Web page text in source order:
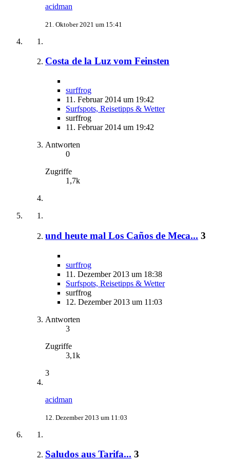
acidman
21. Oktober 2021 um 15:41
Costa de la Luz vom Feinsten
surffrog
11. Februar 2014 um 19:42
Surfspots, Reisetipps & Wetter
surffrog
11. Februar 2014 um 19:42
Antworten
0
Zugriffe
1,7k
und heute mal Los Caños de Meca... 3
surffrog
11. Dezember 2013 um 18:38
Surfspots, Reisetipps & Wetter
surffrog
12. Dezember 2013 um 11:03
Antworten
3
Zugriffe
3,1k
3
acidman
12. Dezember 2013 um 11:03
Saludos aus Tarifa... 3